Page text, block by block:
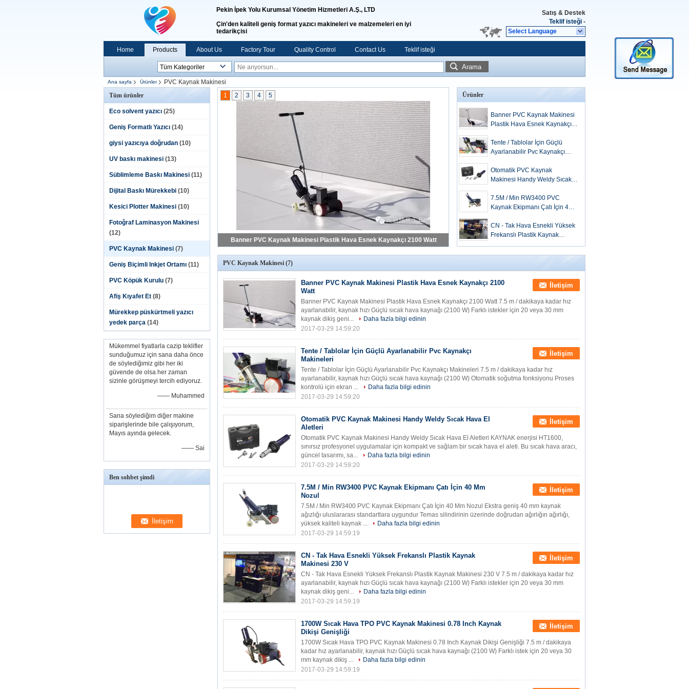
Pekin İpek Yolu Kurumsal Yönetim Hizmetleri A.Ş., LTD
Çin'den kaliteli geniş format yazıcı makineleri ve malzemeleri en iyi
tedarikçisi
Satış & Destek
Teklif isteği -
Select Language
Home Products About Us Factory Tour Quality Control Contact Us Teklif isteği
Arama
Ana sayfa Ürünler
PVC Kaynak Makinesi
Tüm ürünler
Eco solvent yazıcı (25)
Geniş Formatlı Yazıcı (14)
giysi yazıcıya doğrudan (10)
UV baskı makinesi (13)
Süblimleme Baskı Makinesi (11)
Dijital Baskı Mürekkebi (10)
Kesici Plotter Makinesi (10)
Fotoğraf Laminasyon Makinesi
(12)
PVC Kaynak Makinesi (7)
Geniş Biçimli Inkjet Ortamı (11)
PVC Köpük Kurulu (7)
Afiş Kıyafet Et (8)
Mürekkep püskürtmeli yazıcı
yedek parça (14)
Mükemmel fiyatlarla cazip teklifler
sunduğumuz için sana daha önce
de söylediğimiz gibi her iki
güvende de olsa her zaman
sizinle görüşmeyi tercih ediyoruz.
—— Muhammed
Sana söylediğim diğer makine
siparişlerinde bile çalışıyorum,
Mayıs ayında gelecek.
—— Sai
Ben sohbet şimdi
Tente / Tablolar İçin Güçlü Ayarlanabilir Pvc Kaynakçı Makineleri
1 2 3 4 5 Ürünler
Banner PVC Kaynak Makinesi
Plastik Hava Esnek Kaynakçı
Tente / Tablolar İçin Güçlü
Ayarlanabilir Pvc Kaynakçı
Otomatik PVC Kaynak
Makinesi Handy Weldy Sıcak
7.5M / Min RW3400 PVC
Kaynak Ekipmanı Çatı İçin 40
CN - Tak Hava Esnekli Yüksek
Frekanslı Plastik Kaynak
PVC Kaynak Makinesi (7)
Banner PVC Kaynak Makinesi Plastik Hava Esnek Kaynakçı 2100
Watt
İletişim
Banner PVC Kaynak Makinesi Plastik Hava Esnek Kaynakçı 2100 Watt 7.5 m / dakikaya kadar hız
ayarlanabilir, kaynak hızı Güçlü sıcak hava kaynağı (2100 W) Farklı istekler için 20 veya 30 mm
kaynak dikiş geni...
Daha fazla bilgi edinin
2017-03-29 14:59:20
Tente / Tablolar İçin Güçlü Ayarlanabilir Pvc Kaynakçı
Makineleri
İletişim
Tente / Tablolar İçin Güçlü Ayarlanabilir Pvc Kaynakçı Makineleri 7.5 m / dakikaya kadar hız
ayarlanabilir, kaynak hızı Güçlü sıcak hava kaynağı (2100 W) Otomatik soğutma fonksiyonu Proses
kontrolü için ekran ...
Daha fazla bilgi edinin
2017-03-29 14:59:20
Otomatik PVC Kaynak Makinesi Handy Weldy Sıcak Hava El
Aletleri
İletişim
Otomatik PVC Kaynak Makinesi Handy Weldy Sıcak Hava El Aletleri KAYNAK enerjisi HT1600,
sınırsız profesyonel uygulamalar için kompakt ve sağlam bir sıcak hava el aleti. Bu sıcak hava aracı,
güncel tasarımı, sa...
Daha fazla bilgi edinin
2017-03-29 14:59:20
7.5M / Min RW3400 PVC Kaynak Ekipmanı Çatı İçin 40 Mm
Nozul
İletişim
7.5M / Min RW3400 PVC Kaynak Ekipmanı Çatı İçin 40 Mm Nozul Ekstra geniş 40 mm kaynak
ağızlığı uluslararası standartlara uygundur Temas silindirinin üzerinde doğrudan ağırlığın ağırlığı,
yüksek kaliteli kaynak ...
Daha fazla bilgi edinin
2017-03-29 14:59:19
CN - Tak Hava Esnekli Yüksek Frekanslı Plastik Kaynak
Makinesi 230 V
İletişim
CN - Tak Hava Esnekli Yüksek Frekanslı Plastik Kaynak Makinesi 230 V 7.5 m / dakikaya kadar hız
ayarlanabilir, kaynak hızı Güçlü sıcak hava kaynağı (2100 W) Farklı istekler için 20 veya 30 mm
kaynak dikiş geni...
Daha fazla bilgi edinin
2017-03-29 14:59:19
1700W Sıcak Hava TPO PVC Kaynak Makinesi 0.78 Inch Kaynak
Dikişi Genişliği
İletişim
1700W Sıcak Hava TPO PVC Kaynak Makinesi 0.78 Inch Kaynak Dikişi Genişliği 7.5 m / dakikaya
kadar hız ayarlanabilir, kaynak hızı Güçlü sıcak hava kaynağı (2100 W) Farklı istek için 20 veya 30
mm kaynak dikiş ...
Daha fazla bilgi edinin
2017-03-29 14:59:19